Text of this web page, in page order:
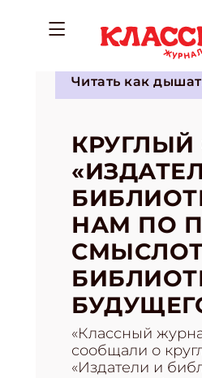
Читать как
КРУГЛЫЙ
НАМ ПО
«Классный
сообщали о
«Издатели и